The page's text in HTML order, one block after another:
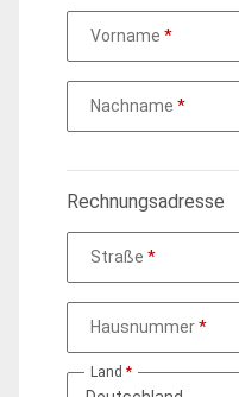
Vorname
Nachname
Rechnungsadresse
Straße
Hausnummer
Land